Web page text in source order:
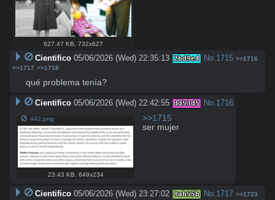
627.47 KB ,732x627
Cientifico 05/06/2026 (Wed) 22:35:13 2bd9e4 No.1715 >>1716
>>1717 >>1718
qué problema tenía?
Cientifico 05/06/2026 (Wed) 22:42:55 dd53d5 No.1716
442.png
23.43 KB 649x234
>>1715
ser mujer
Cientifico 05/06/2026 (Wed) 23:27:02 8ab55b No. 1717 >>1723